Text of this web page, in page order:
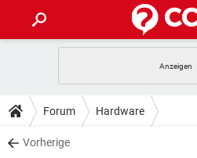
ANDROID
WINDOWS 10
TIPPS & TRICKS
SPIELE
DOWNLOADS
Forum Hardware
Vorherige